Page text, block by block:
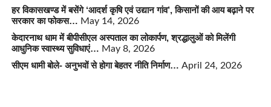
हर विकासखण्ड में बसेंगे ‘आदर्श कृषि एवं उद्यान गांव’, किसानों की आय बढ़ाने पर
सरकार का फोकस… May 14, 2026
केदारनाथ धाम में बीपीसीएल अस्पताल का लोकार्पण, श्रद्धालुओं को मिलेंगी
आधुनिक स्वास्थ्य सुविधाएं… May 8, 2026
सीएम धामी बोले- अनुभवों से होगा बेहतर नीति निर्माण… April 24, 2026